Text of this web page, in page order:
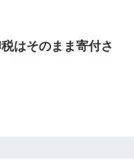
」私「しつこい、学校斡
はそのまま寄付さ